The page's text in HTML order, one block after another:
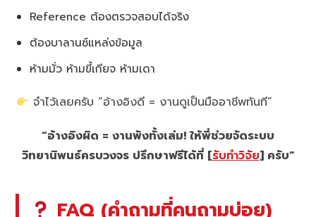
Reference ต้องตรวจสอบได้จริง
ต้องบาลานซ์แหล่งข้อมูล
ห้ามมั่ว ห้ามขี้เกียจ ห้ามเดา
จำไว้เลยครับ “อ้างอิงดี = งานดูเป็นมืออาชีพทันที”
“อ้างอิงผิด = งานพังทั้งเล่ม! ให้พี่ช่วยจัดระบบ
วิทยานิพนธ์ครบวงจร ปรึกษาฟรีได้ที่ [รับทำวิจัย] ครับ”
FAQ (คำถามที่คนถามบ่อย)